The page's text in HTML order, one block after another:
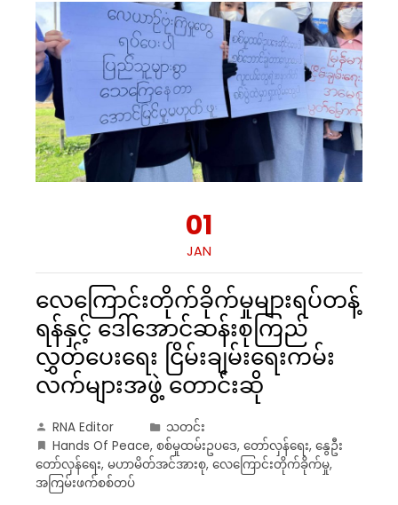
01
JAN
လေကြောင်းတိုက်ခိုက်မှုများရပ်တန့်
ရန်နှင့် ဒေါ်အောင်ဆန်းစုကြည်
လွှတ်ပေးရေး ငြိမ်းချမ်းရေးကမ်း
လက်များအဖွဲ့ တောင်းဆို
RNA Editor
သတင်း
Hands Of Peace, စစ်မှုထမ်းဥပဒေ, တော်လှန်ရေး, နွေဦး
တော်လှန်ရေး, မဟာမိတ်အင်အားစု, လေကြောင်းတိုက်ခိုက်မှု,
အကြမ်းဖက်စစ်တပ်